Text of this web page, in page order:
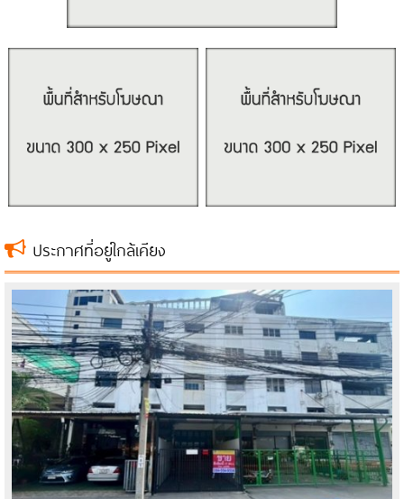
ประกาศที่อยู่ใกล้เคียง